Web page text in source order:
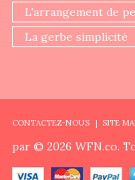
L'arrangement de
La gerbe simplicité
CONTACTEZ-NOUS SITE
par © 2026 WFN.co.